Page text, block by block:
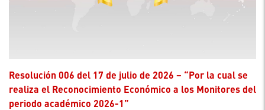
Resolución 006 del 17 de julio de 2026 – “Por la cual se
realiza el Reconocimiento Económico a los Monitores del
periodo académico 2026-1”